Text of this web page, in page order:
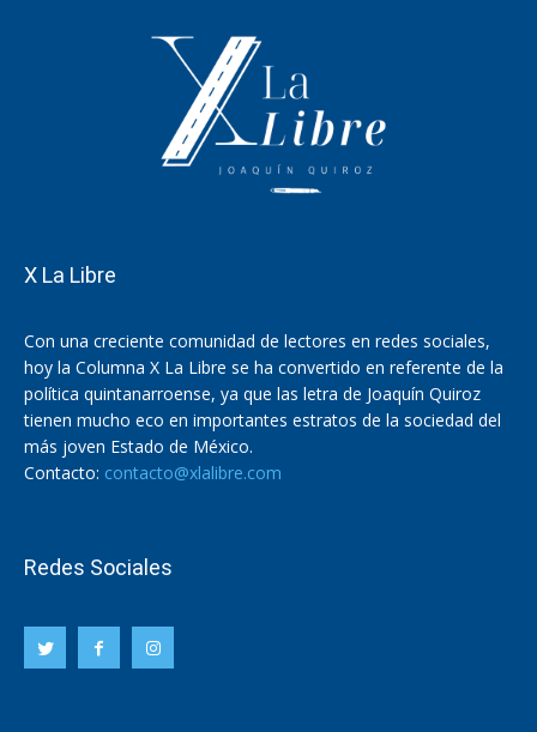
X La Libre
Con una creciente comunidad de lectores en redes sociales,
hoy la Columna X La Libre se ha convertido en referente de la
política quintanarroense, ya que las letra de Joaquín Quiroz
tienen mucho eco en importantes estratos de la sociedad del
más joven Estado de México.
Contacto: contacto@xlalibre.com
Redes Sociales